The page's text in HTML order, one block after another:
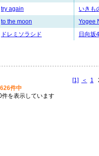
try again いきも
to the moon Yogee
ドレミソラシド 日向坂
[1] ＜ 1
626件中
件を表示しています